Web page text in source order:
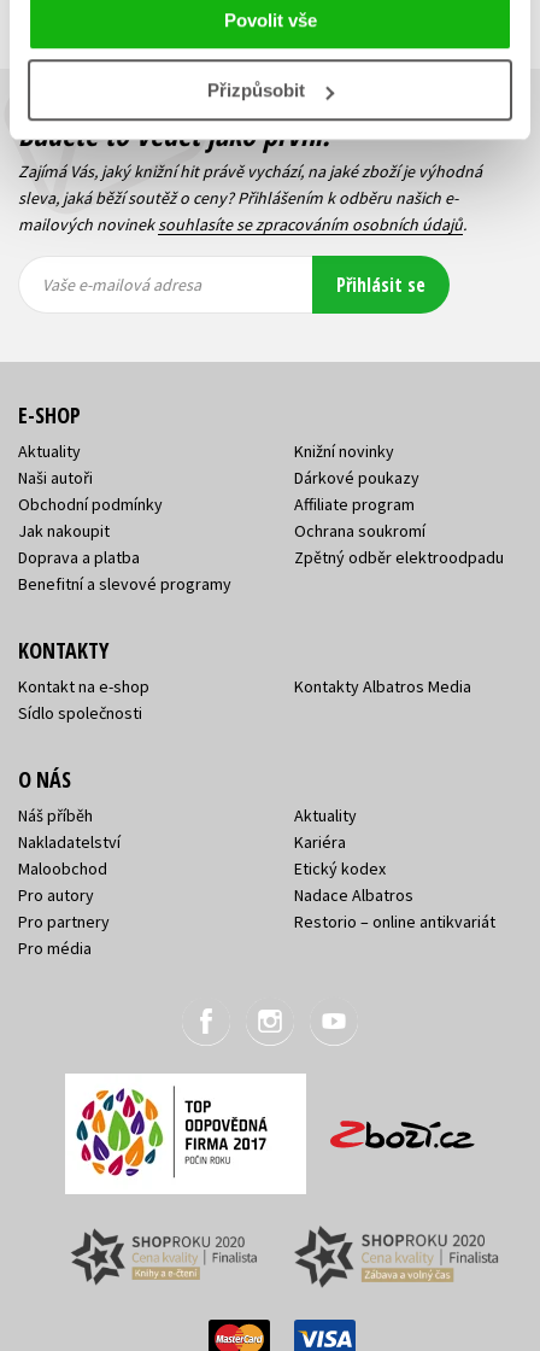
Povolit vše
Přizpůsobit
Budete to vědět jako první!
Zajímá Vás, jaký knižní hit právě vychází, na jaké zboží je výhodná
sleva, jaká běží soutěž o ceny? Přihlášením k odběru našich e-
mailových novineksouhlasíte se zpracováním osobních údajů.
mailová
mailová
Vaše e-mailová adresa Přihlásit se
E-SHOP
Aktuality
Naši autoři
Obchodní podmínky
Jak nakoupit
Doprava a platba
Benefitní a slevové programy
Knižní novinky
Dárkové poukazy
Affiliate program
Ochrana soukromí
Zpětný odběr elektroodpadu
KONTAKTY
Kontakt na e-shop
Sídlo společnosti
Kontakty Albatros Media
O NÁS
Náš příběh
Nakladatelství
Maloobchod
Pro autory
Pro partnery
Pro média
Aktuality
Kariéra
Etický kodex
Nadace Albatros
Restorio – online antikvariát